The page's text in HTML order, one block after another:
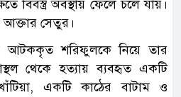
বিবস্ত্র অবস্থায় ফেলে চলে যায়।
আক্তার সেতুর।
আটককৃত শরিফুলকে নিয়ে তার
থেকে হত্যায় ব্যবহৃত একটি
একটি কাঠের বাটাম ও